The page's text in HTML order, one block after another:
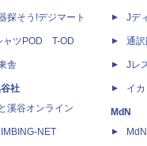
探そう!デジマート
ャツPOD T-OD
舎
社
溪谷オンライン
NET
Jデ
通
Jレ
イ
MdN